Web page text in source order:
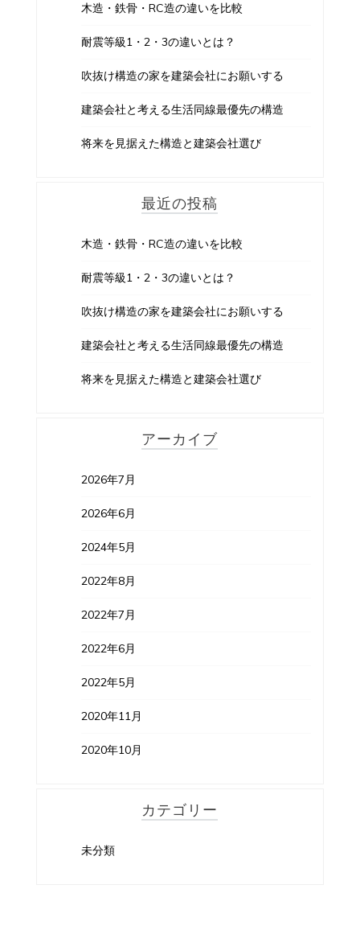
木造・鉄骨・RC造の違いを比較
耐震等級1・2・3の違いとは？
吹抜け構造の家を建築会社にお願いする
建築会社と考える生活同線最優先の構造
将来を見据えた構造と建築会社選び
最近の投稿
木造・鉄骨・RC造の違いを比較
耐震等級1・2・3の違いとは？
吹抜け構造の家を建築会社にお願いする
建築会社と考える生活同線最優先の構造
将来を見据えた構造と建築会社選び
アーカイブ
2026年7月
2026年6月
2024年5月
2022年8月
2022年7月
2022年6月
2022年5月
2020年11月
2020年10月
カテゴリー
未分類